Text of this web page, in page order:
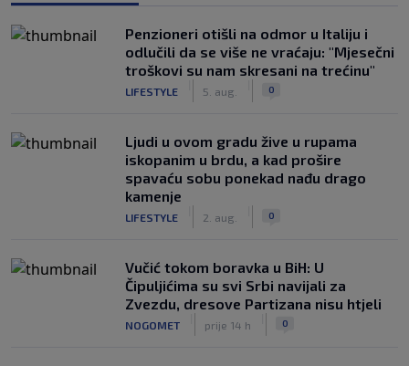
Penzioneri otišli na odmor u Italiju i
odlučili da se više ne vraćaju: "Mjesečni
troškovi su nam skresani na trećinu"
LIFESTYLE 5. aug. 0
Ljudi u ovom gradu žive u rupama
iskopanim u brdu, a kad prošire
spavaću sobu ponekad nađu drago
kamenje
LIFESTYLE 2. aug. 0
Vučić tokom boravka u BiH: U
Čipuljićima su svi Srbi navijali za
Zvezdu, dresove Partizana nisu htjeli
NOGOMET prije 14 h 0